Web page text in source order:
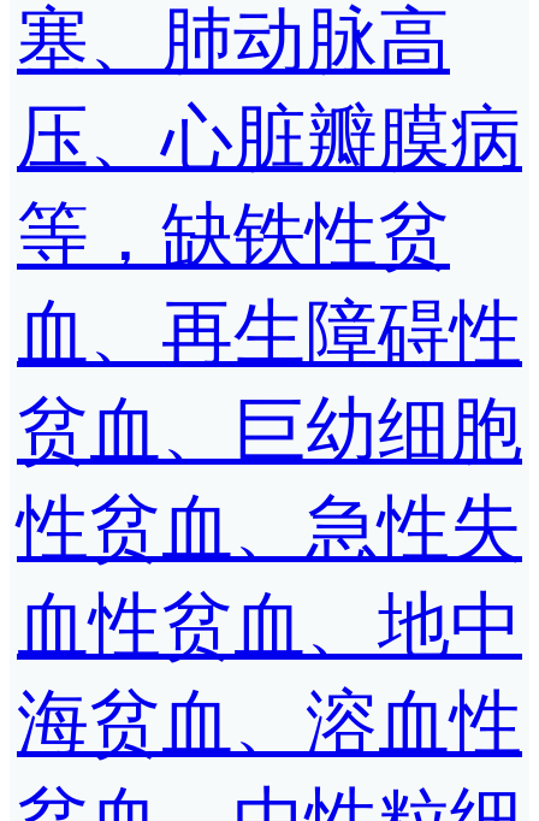
塞、肺动脉高
压、心脏瓣膜病
等，缺铁性贫
血、再生障碍性
贫血、巨幼细胞
性贫血、急性失
血性贫血、地中
海贫血、溶血性